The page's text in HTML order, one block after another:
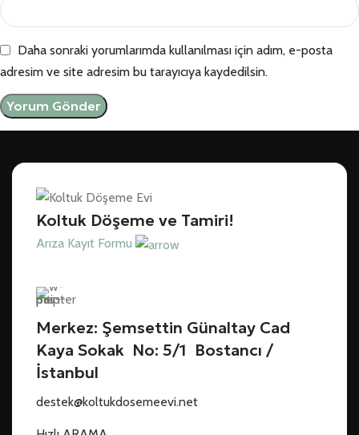
Daha sonraki yorumlarımda kullanılması için adım, e-posta
adresim ve site adresim bu tarayıcıya kaydedilsin.
Koltuk Döşeme ve Tamiri!
Arıza Kayıt Formu
Merkez: Şemsettin Günaltay Cad
Kaya Sokak No: 5/1 Bostancı /
İstanbul
destek@koltukdosemeevi.net